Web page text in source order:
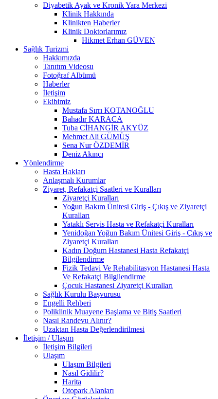
Diyabetik Ayak ve Kronik Yara Merkezi
Klinik Hakkında
Klinikten Haberler
Klinik Doktorlarımız
Hikmet Erhan GÜVEN
Sağlık Turizmi
Hakkımızda
Tanıtım Videosu
Fotoğraf Albümü
Haberler
İletişim
Ekibimiz
Mustafa Sırrı KOTANOĞLU
Bahadır KARACA
Tuba CİHANGİR AKYÜZ
Mehmet Ali GÜMÜŞ
Sena Nur ÖZDEMİR
Deniz Akıncı
Yönlendirme
Hasta Hakları
Anlaşmalı Kurumlar
Ziyaret, Refakatçi Saatleri ve Kuralları
Ziyaretçi Kuralları
Yoğun Bakım Ünitesi Giriş - Çıkış ve Ziyaretçi
Kuralları
Yataklı Servis Hasta ve Refakatçi Kuralları
Yenidoğan Yoğun Bakım Ünitesi Giriş - Çıkış ve
Ziyaretçi Kuralları
Kadın Doğum Hastanesi Hasta Refakatçi
Bilgilendirme
Fizik Tedavi Ve Rehabilitasyon Hastanesi Hasta
Ve Refakatçi Bilgilendirme
Çocuk Hastanesi Ziyaretçi Kuralları
Sağlık Kurulu Başvurusu
Engelli Rehberi
Poliklinik Muayene Başlama ve Bitiş Saatleri
Nasıl Randevu Alınır?
Uzaktan Hasta Değerlendirilmesi
İletişim / Ulaşım
İletişim Bilgileri
Ulaşım
Ulaşım Bilgileri
Nasıl Gidilir?
Harita
Otopark Alanları